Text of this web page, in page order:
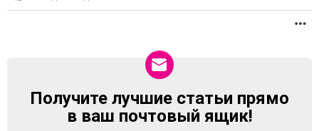
NEWSLETTER
Получите лучшие статьи прямо
в ваш почтовый ящик!